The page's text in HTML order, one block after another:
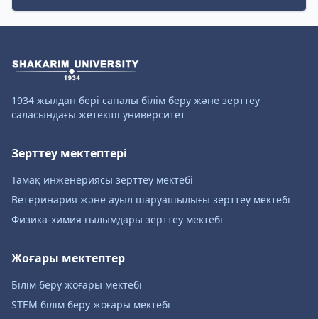
1934 жылдан бері сапалы білім беру және зерттеу
саласындағы жетекші университет
Зерттеу мектептері
Тамақ инженериясы зерттеу мектебі
Ветеринария және ауыл шаруашылығы зерттеу мектебі
Физика-химия ғылымдары зерттеу мектебі
Жоғары мектептер
Білім беру жоғары мектебі
STEM білім беру жоғары мектебі